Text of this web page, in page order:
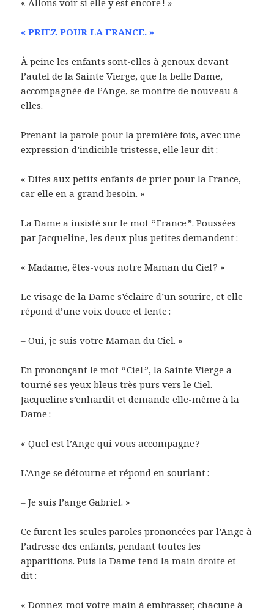
« Allons voir si elle y est encore ! »
« PRIEZ POUR LA FRANCE. »
À peine les enfants sont-elles à genoux devant
l’autel de la Sainte Vierge, que la belle Dame,
accompagnée de l’Ange, se montre de nouveau à
elles.
Prenant la parole pour la première fois, avec une
expression d’indicible tristesse, elle leur dit :
« Dites aux petits enfants de prier pour la France,
car elle en a grand besoin. »
La Dame a insisté sur le mot “ France ”. Poussées
par Jacqueline, les deux plus petites demandent :
« Madame, êtes-vous notre Maman du Ciel ? »
Le visage de la Dame s’éclaire d’un sourire, et elle
répond d’une voix douce et lente :
– Oui, je suis votre Maman du Ciel. »
En prononçant le mot “ Ciel ”, la Sainte Vierge a
tourné ses yeux bleus très purs vers le Ciel.
Jacqueline s’enhardit et demande elle-même à la
Dame :
« Quel est l’Ange qui vous accompagne ?
L’Ange se détourne et répond en souriant :
– Je suis l’ange Gabriel. »
Ce furent les seules paroles prononcées par l’Ange à
l’adresse des enfants, pendant toutes les
apparitions. Puis la Dame tend la main droite et
dit :
« Donnez-moi votre main à embrasser, chacune à